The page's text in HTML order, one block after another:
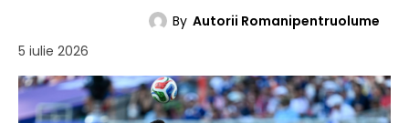
By Autorii Romanipentruolume
5 iulie 2026